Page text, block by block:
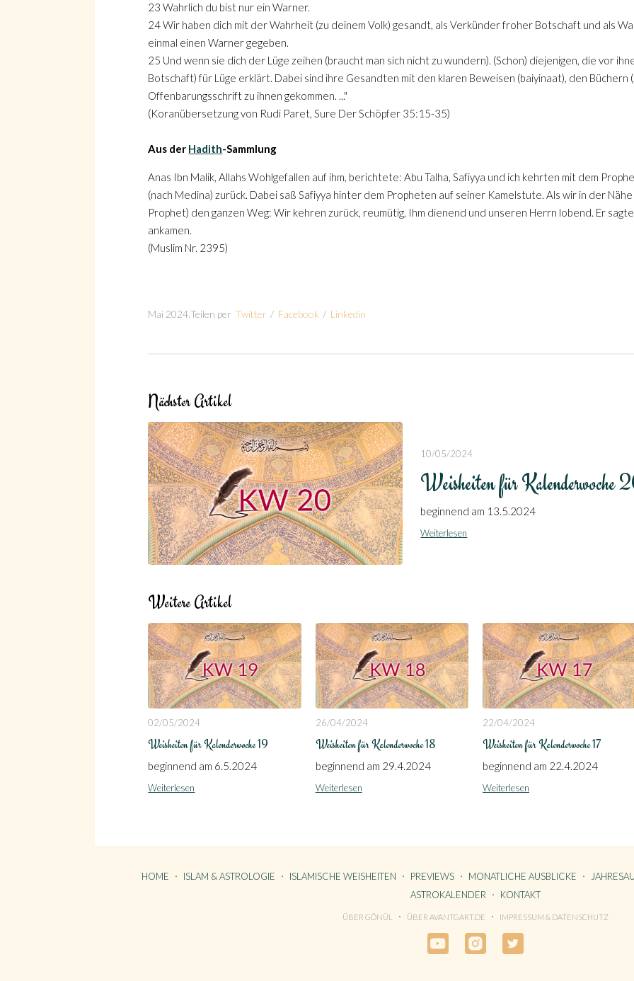
23 Wahrlich du bist nur ein Warner.
24 Wir haben dich mit der Wahrheit (zu deinem Volk) gesandt, als Verkünder froher Botschaft und als
einmal einen Warner gegeben.
25 Und wenn sie dich der Lüge zeihen (braucht man sich nicht zu wundern). (Schon) diejenigen, die vor
Botschaft) für Lüge erklärt. Dabei sind ihre Gesandten mit den klaren Beweisen (baiyinaat), den
Offenbarungsschrift zu ihnen gekommen. ..."
(Koranübersetzung von Rudi Paret, Sure Der Schöpfer 35:15-35)
Aus der Hadith-Sammlung
Anas Ibn Malik, Allahs Wohlgefallen auf ihm, berichtete: Abu Talha, Safiyya und ich kehrten mit dem
(nach Medina) zurück. Dabei saß Safiyya hinter dem Propheten auf seiner Kamelstute. Als wir in der
Prophet) den ganzen Weg: Wir kehren zurück, reumütig, Ihm dienend und unseren Herrn lobend. Er
ankamen.
(Muslim Nr. 2395)
Mai 2024.Teilen per Twitter / Facebook / Linkedin
Nächster Artikel
10/05/2024
Weisheiten für Kalenderwoche
beginnend am 13.5.2024
Weiterlesen
Weitere Artikel
02/05/2024
Weisheiten für Kalenderwoche 19
beginnend am 6.5.2024
Weiterlesen
26/04/2024
Weisheiten für Kalenderwoche 18
beginnend am 29.4.2024
Weiterlesen
22/04/2024
Weisheiten für Kalenderwoche 17
beginnend am 22.4.2024
Weiterlesen
HOME ISLAM & ASTROLOGIE ISLAMISCHE WEISHEITEN PREVIEWS MONATLICHE AUSBLICKE
ASTROKALENDER
KONTAKT
ÜBER GÖNÜL ÜBER AVANTGART.DE IMPRESSUM & DATENSCHUTZ